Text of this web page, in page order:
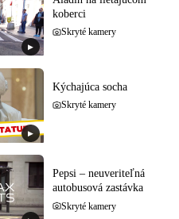
▶
koberci
Skryté kamery
▶
Kýchajúca socha
Skryté kamery
Pepsi – neuveriteľná
autobusová zastávka
Skryté kamery